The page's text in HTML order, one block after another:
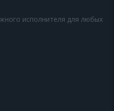
исполнителя для любых